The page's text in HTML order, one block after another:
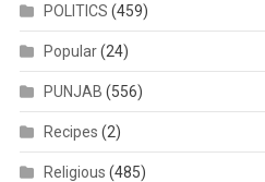
POLITICS (459)
Popular(24)
PUNJAB (556)
Recipes (2)
Religious (485)